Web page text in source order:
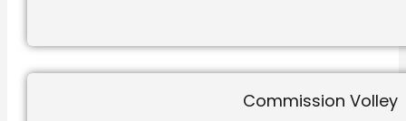
Commission Volley